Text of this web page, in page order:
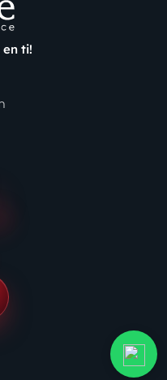
puedes encontrar
de Paco Rabanne
de marcas muy
para regalar, en nuestro
de lociones para
en Cali, Bogotá, Medellín
en ti!